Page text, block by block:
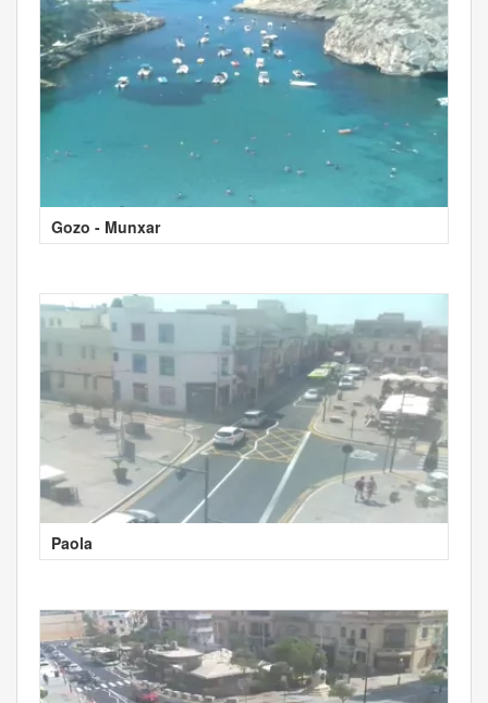
Gozo - Munxar
Paola